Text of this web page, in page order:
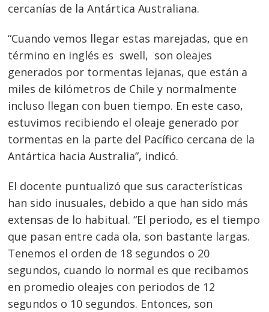
cercanías de la Antártica Australiana.
“Cuando vemos llegar estas marejadas, que en
término en inglés es swell, son oleajes
generados por tormentas lejanas, que están a
miles de kilómetros de Chile y normalmente
incluso llegan con buen tiempo. En este caso,
estuvimos recibiendo el oleaje generado por
tormentas en la parte del Pacífico cercana de la
Antártica hacia Australia”, indicó.
El docente puntualizó que sus características
han sido inusuales, debido a que han sido más
extensas de lo habitual. “El periodo, es el tiempo
que pasan entre cada ola, son bastante largas.
Tenemos el orden de 18 segundos o 20
segundos, cuando lo normal es que recibamos
en promedio oleajes con periodos de 12
segundos o 10 segundos. Entonces, son